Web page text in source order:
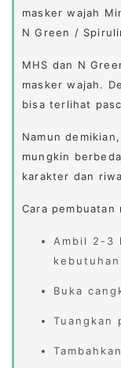
masker wajah
N Green /
MHS dan N
masker wajah.
bisa terlihat
Namun
mungkin
karakter dan
Cara pembuatan
Ambil 2-3
kebutuhan
Buka
Tuangkan